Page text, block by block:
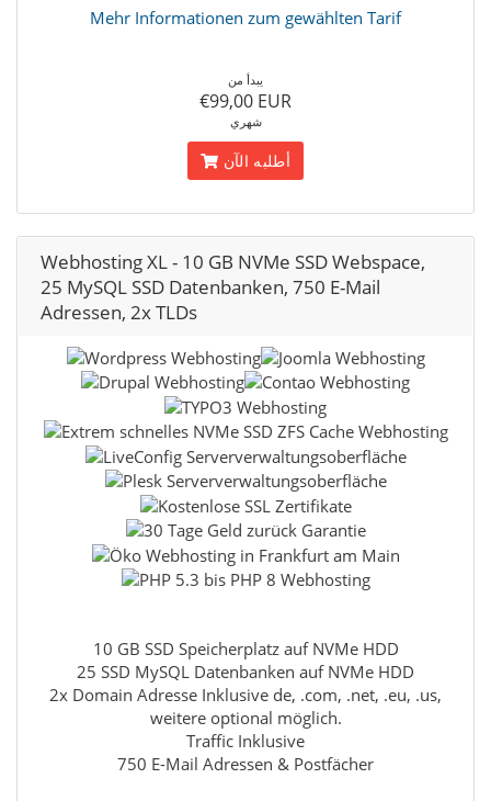
Mehr Informationen zum gewählten Tarif
يبدأ من
€99,00 EUR
شهري
أطلبه الآن
Webhosting XL - 10 GB NVMe SSD Webspace,
25 MySQL SSD Datenbanken, 750 E-Mail
Adressen, 2x TLDs
10 GB SSD Speicherplatz auf NVMe HDD
25 SSD MySQL Datenbanken auf NVMe HDD
2x Domain Adresse Inklusive de, .com, .net, .eu, .us,
weitere optional möglich.
Traffic Inklusive
750 E-Mail Adressen & Postfächer